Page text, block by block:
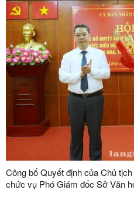
Công bố Quyết định của Chủ
chức vụ Phó Giám đốc Sở Văn